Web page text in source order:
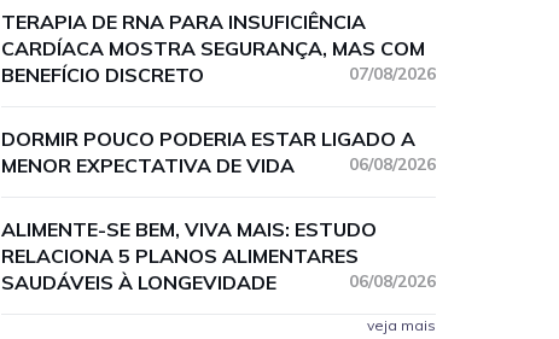
TERAPIA DE RNA PARA INSUFICIÊNCIA
CARDÍACA MOSTRA SEGURANÇA, MAS COM
BENEFÍCIO DISCRETO
07/08/2026
DORMIR POUCO PODERIA ESTAR LIGADO A
MENOR EXPECTATIVA DE VIDA
06/08/2026
ALIMENTE-SE BEM, VIVA MAIS: ESTUDO
RELACIONA 5 PLANOS ALIMENTARES
SAUDÁVEIS À LONGEVIDADE
06/08/2026
veja mais